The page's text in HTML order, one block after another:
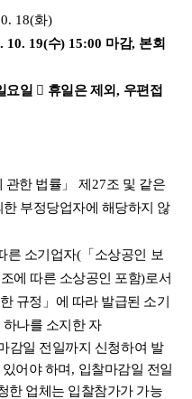
18(화)
10. 19(수) 15:00 마감, 본회
요일  휴일은 제외, 우편접
관한 법률 」제 27조 및 같은
한 부정당업자에 해당하지 않
른 소기업자(「 소상공인 보
조에 따른 소상공인 포함)로서
규정 」 에 따라 발급된 소기
나를 소지한 자
감일 전일까지 신청하여 발
어야 하며 , 입찰마감일 전일
한 업체는 입찰참가가 가능